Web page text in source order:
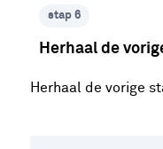
stap 6
Herhaal de
Herhaal de vorige